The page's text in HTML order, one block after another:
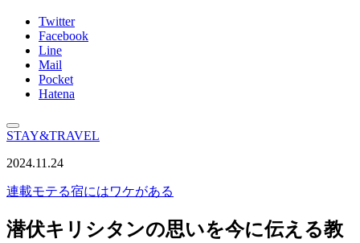
Twitter
Facebook
Line
Mail
Pocket
Hatena
STAY&TRAVEL
2024.11.24
連載モテる宿にはワケがある
潜伏キリシタンの思いを今に伝える教